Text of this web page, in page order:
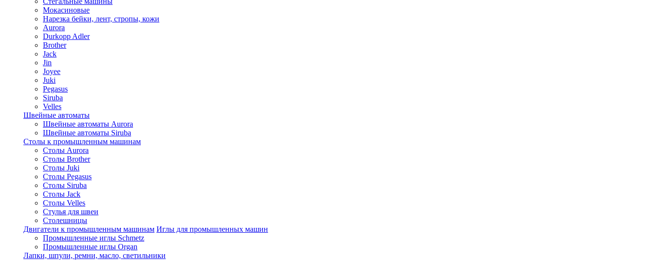
Мокасиновые
Нарезка бейки, лент, стропы, кожи
Aurora
Durkopp Adler
Brother
Jack
Jin
Joyee
Juki
Pegasus
Siruba
Velles
Швейные автоматы
Швейные автоматы Aurora
Швейные автоматы Siruba
Столы к промышленным машинам
Столы Aurora
Столы Brother
Столы Juki
Столы Pegasus
Столы Siruba
Столы Jack
Столы Velles
Стулья для швеи
Столешницы
Двигатели к промышленным машинам Иглы для промышленных машин
Промышленные иглы Schmetz
Промышленные иглы Organ
Лапки, шпули, ремни, масло, светильники